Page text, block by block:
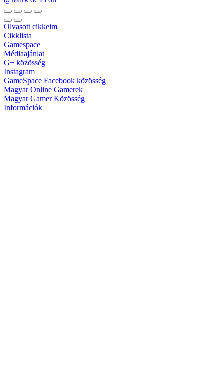
Olvasott cikkeim
Cikklista
Gamespace
Médiaajánlat
G+ közösség
Instagram
GameSpace Facebook közösség
Magyar Online Gamerek
Magyar Gamer Közösség
Információk